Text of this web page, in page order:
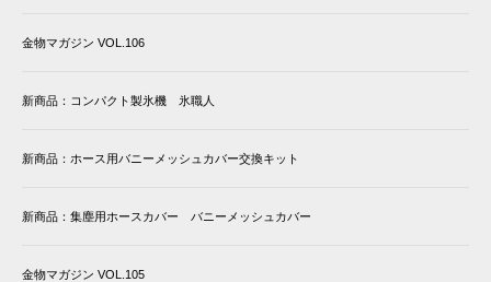
金物マガジン VOL.106
新商品：コンパクト製氷機 氷職人
新商品：ホース用バニーメッシュカバー交換キット
新商品：集塵用ホースカバー バニーメッシュカバー
金物マガジン VOL.105